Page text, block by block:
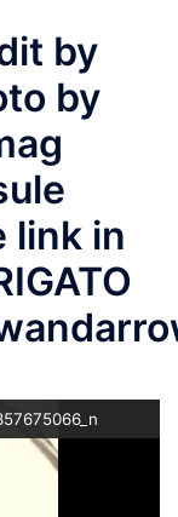
by
by
link in